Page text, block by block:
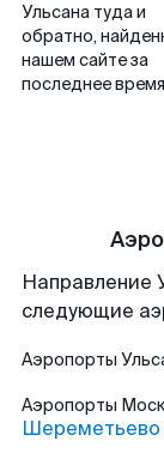
Ульсана туда и
обратно,
нашем сайте за
последнее время
Направление
следующие
Аэропорты
Аэропорты
Шереметьево